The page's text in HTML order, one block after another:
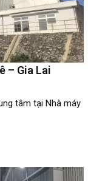
– Gia Lai
tâm tại Nhà máy